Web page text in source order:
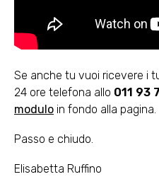
Se anche tu vuoi ricevere i
24 ore telefona allo 011 93
modulo in fondo alla pagina.
Passo e chiudo.
Elisabetta Ruffino